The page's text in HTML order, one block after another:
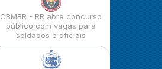
CBMRR - RR abre concurso
público com vagas para
soldados e oficiais